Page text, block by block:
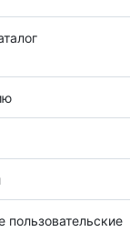
пользовательские